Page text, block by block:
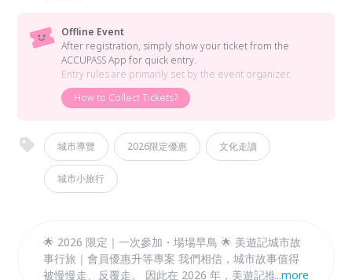
Offline Event
After registration, simply show your ticket from the
ACCUPASS App for quick entry.
Entry rules are primarily set by the event organizer.
How to Collect Tickets?
城市導覽 2026限定優惠 文化走讀
城市小旅行
🌟 2026 限定｜一次參加・場場早鳥 🌟 美遊記城市故
事行旅｜會員優惠升等專案 我們相信，城市故事值得
被慢慢走、反覆走。 因此在 2026 年，美遊記推出
...more